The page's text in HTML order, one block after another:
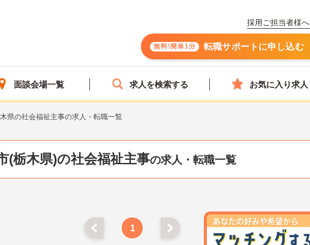
採用ご担当者様へ
無料!簡単1分 転職サポートに申し込む
面談会場一覧 求人を検索する お気に入り求人
県の社会福祉主事の求人・転職一覧
(栃木県)の社会福祉主事の求人・転職一覧
1